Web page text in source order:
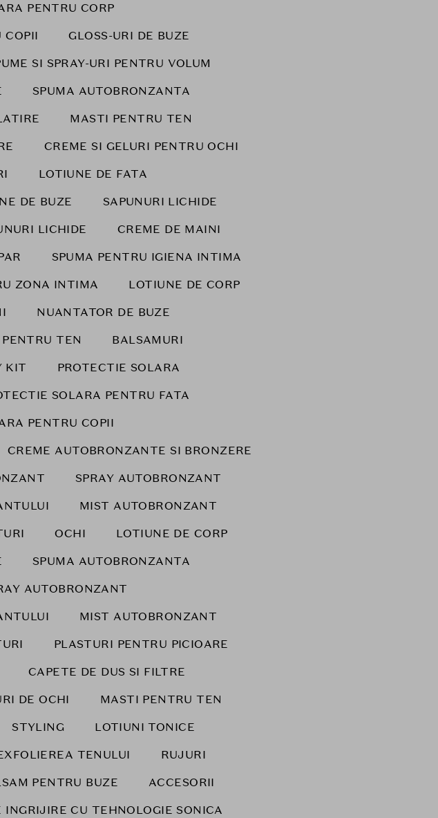
PENTRU CORP
COPII
GLOSS-URI DE BUZE
SI SPRAY-URI PENTRU VOLUM
SPUMA AUTOBRONZANTA
MASTI PENTRU TEN
CREME SI GELURI PENTRU OCHI
LOTIUNE DE FATA
DE BUZE
SAPUNURI LICHIDE
LICHIDE
CREME DE MAINI
SPUMA PENTRU IGIENA INTIMA
ZONA INTIMA
LOTIUNE DE CORP
NUANTATOR DE BUZE
TEN
BALSAMURI
KIT
PROTECTIE SOLARA
SOLARA PENTRU FATA
PENTRU COPII
CREME AUTOBRONZANTE SI BRONZERE
SPRAY AUTOBRONZANT
MIST AUTOBRONZANT
OCHI
LOTIUNE DE CORP
SPUMA AUTOBRONZANTA
AUTOBRONZANT
MIST AUTOBRONZANT
PLASTURI PENTRU PICIOARE
CAPETE DE DUS SI FILTRE
DE OCHI
MASTI PENTRU TEN
STYLING
LOTIUNI TONICE
TENULUI
RUJURI
PENTRU BUZE
ACCESORII
INGRIJIRE CU TEHNOLOGIE SONICA